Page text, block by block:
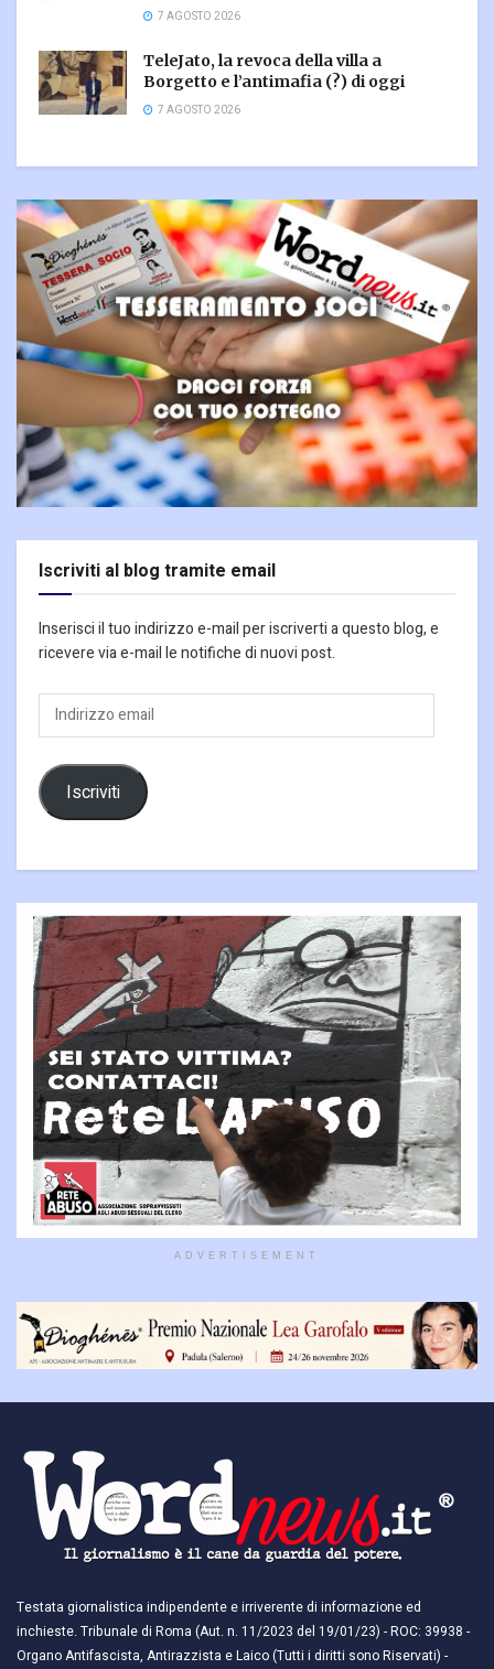
7 AGOSTO 2026
TeleJato, la revoca della villa a
Borgetto e l’antimafia (?) di oggi
7 AGOSTO 2026
Iscriviti al blog tramite email
Inserisci il tuo indirizzo e-mail per iscriverti a questo blog, e
ricevere via e-mail le notifiche di nuovi post.
Indirizzo
email
Iscriviti
ADVERTISEMENT
Testata giornalistica indipendente e irriverente di informazione ed
inchieste. Tribunale di Roma (Aut. n. 11/2023 del 19/01/23) - ROC: 39938 -
Organo Antifascista, Antirazzista e Laico (Tutti i diritti sono Riservati) -